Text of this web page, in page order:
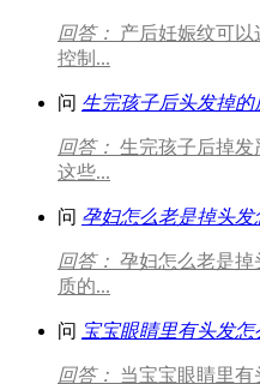
回答： 产后妊娠纹可
控制...
问 生完孩子后头发掉的
回答： 生完孩子后掉发
这些...
问 孕妇怎么老是掉头发
回答： 孕妇怎么老是掉
质的...
问 宝宝眼睛里有头发怎
回答： 当宝宝眼睛里